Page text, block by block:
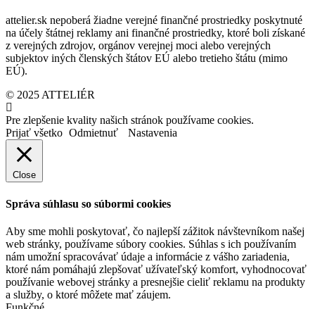
attelier.sk nepoberá žiadne verejné finančné prostriedky poskytnuté
na účely štátnej reklamy ani finančné prostriedky, ktoré boli získané
z verejných zdrojov, orgánov verejnej moci alebo verejných
subjektov iných členských štátov EÚ alebo tretieho štátu (mimo
EÚ).
© 2025 ATTELIÉR
Pre zlepšenie kvality našich stránok používame cookies.
Prijať všetko Odmietnuť Nastavenia
Close
Správa súhlasu so súbormi cookies
Aby sme mohli poskytovať, čo najlepší zážitok návštevníkom našej
web stránky, používame súbory cookies. Súhlas s ich používaním
nám umožní spracovávať údaje a informácie z vášho zariadenia,
ktoré nám pomáhajú zlepšovať užívateľský komfort, vyhodnocovať
používanie webovej stránky a presnejšie cieliť reklamu na produkty
a služby, o ktoré môžete mať záujem.